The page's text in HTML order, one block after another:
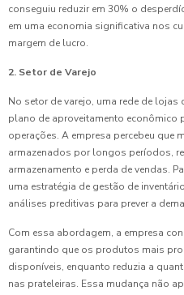
conseguiu reduzir em 30% o
em uma economia significativa nos
margem de lucro.
2. Setor de Varejo
No setor de varejo, uma rede de
plano de aproveitamento econômico
operações. A empresa percebeu
armazenados por longos períodos,
armazenamento e perda de vendas.
uma estratégia de gestão de
análises preditivas para prever a
Com essa abordagem, a empresa
garantindo que os produtos mais
disponíveis, enquanto reduzia a
nas prateleiras. Essa mudança não